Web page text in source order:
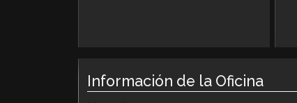
Información de la Oficina